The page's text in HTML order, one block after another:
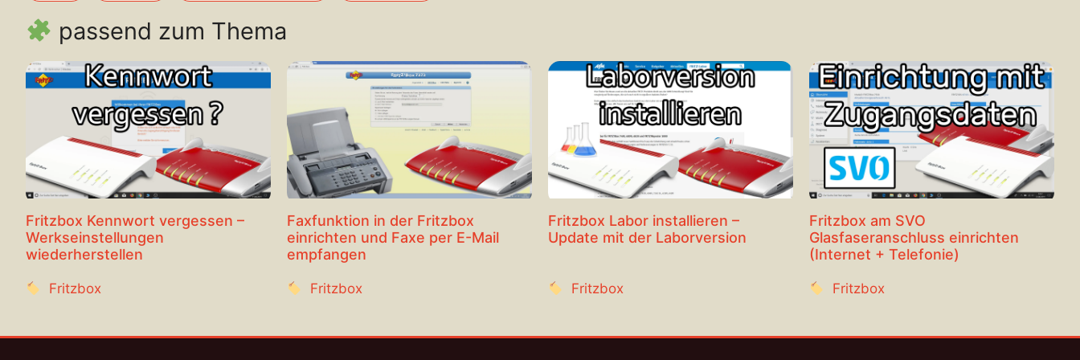
passend zum Thema
Fritzbox Kennwort vergessen –
Werkseinstellungen
wiederherstellen
Fritzbox
Faxfunktion in der Fritzbox
einrichten und Faxe per E-Mail
empfangen
Fritzbox
Fritzbox Labor installieren –
Update mit der Laborversion
Fritzbox
Fritzbox am SVO
Glasfaseranschluss einrichten
(Internet + Telefonie)
Fritzbox